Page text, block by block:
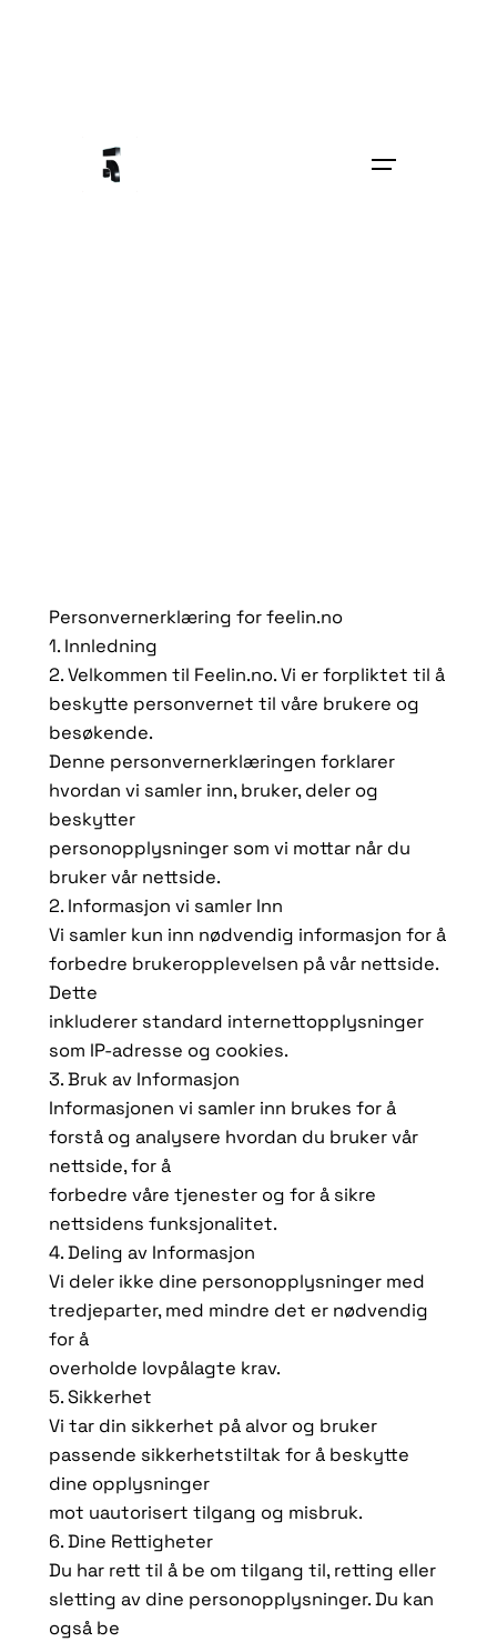
Personvernerklæring for feelin.no
1. Innledning
2. Velkommen til Feelin.no. Vi er forpliktet til å
beskytte personvernet til våre brukere og
besøkende.
Denne personvernerklæringen forklarer
hvordan vi samler inn, bruker, deler og
beskytter
personopplysninger som vi mottar når du
bruker vår nettside.
2. Informasjon vi samler Inn
Vi samler kun inn nødvendig informasjon for å
forbedre brukeropplevelsen på vår nettside.
Dette
inkluderer standard internettopplysninger
som IP-adresse og cookies.
3. Bruk av Informasjon
Informasjonen vi samler inn brukes for å
forstå og analysere hvordan du bruker vår
nettside, for å
forbedre våre tjenester og for å sikre
nettsidens funksjonalitet.
4. Deling av Informasjon
Vi deler ikke dine personopplysninger med
tredjeparter, med mindre det er nødvendig
for å
overholde lovpålagte krav.
5. Sikkerhet
Vi tar din sikkerhet på alvor og bruker
passende sikkerhetstiltak for å beskytte
dine opplysninger
mot uautorisert tilgang og misbruk.
6. Dine Rettigheter
Du har rett til å be om tilgang til, retting eller
sletting av dine personopplysninger. Du kan
også be